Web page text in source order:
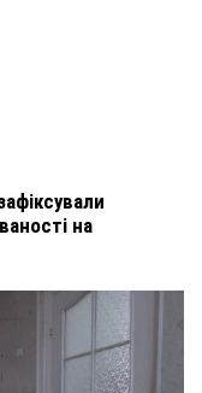
на